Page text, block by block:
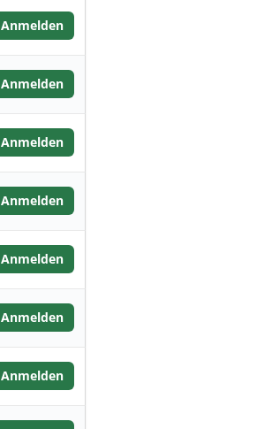
Anmelden
Anmelden
Anmelden
Anmelden
Anmelden
Anmelden
Anmelden